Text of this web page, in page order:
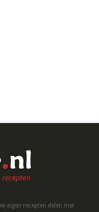
eigen recepten delen met